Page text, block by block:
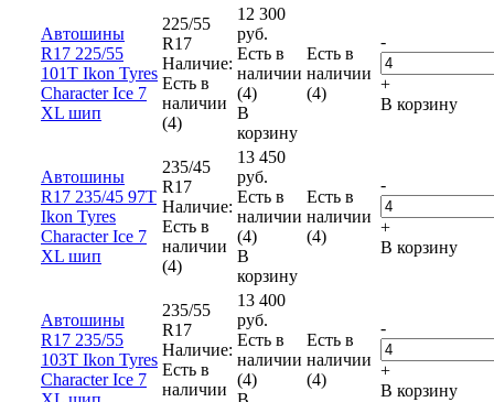
Автошины
R17 225/55
101T Ikon Tyres
Character Ice 7
XL шип
225/55
R17
Наличие:
Есть в
наличии
(4)
12 300
руб.
Есть в
наличии
(4)
В
корзину
Есть в
наличии
(4)
-
+
В корзину
Автошины
R17 235/45 97T
Ikon Tyres
Character Ice 7
XL шип
235/45
R17
Наличие:
Есть в
наличии
(4)
13 450
руб.
Есть в
наличии
(4)
В
корзину
Есть в
наличии
(4)
-
+
В корзину
Автошины
R17 235/55
103T Ikon Tyres
Character Ice 7
235/55
R17
Наличие:
Есть в
наличии
13 400
руб.
Есть в
наличии
(4)
Есть в
наличии
(4)
-
+
В корзину